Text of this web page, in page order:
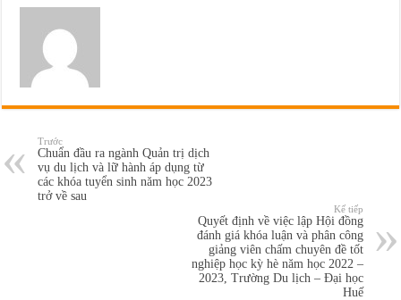
Trước
Chuẩn đầu ra ngành Quản trị dịch
vụ du lịch và lữ hành áp dụng từ
các khóa tuyển sinh năm học 2023
trở về sau
Kế tiếp
Quyết định về việc lập Hội đồng
đánh giá khóa luận và phân công
giảng viên chấm chuyên đề tốt
nghiệp học kỳ hè năm học 2022 –
2023, Trường Du lịch – Đại học
Huế